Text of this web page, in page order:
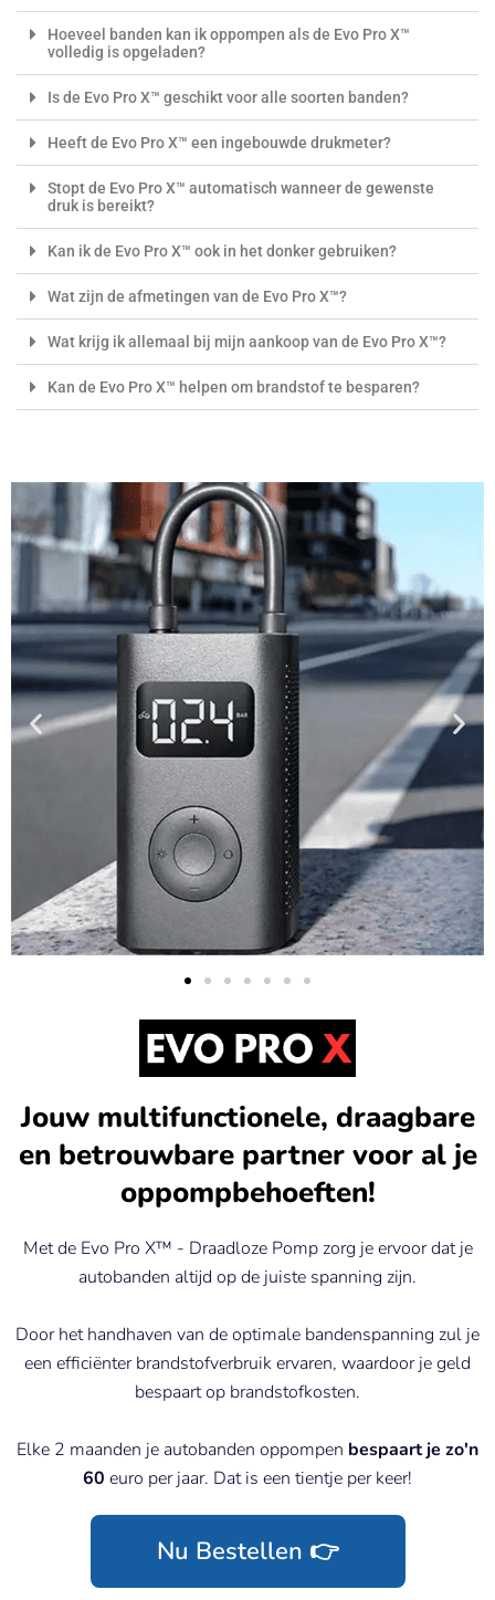
Hoeveel banden kan ik oppompen als de Evo Pro X™
volledig is opgeladen?
Is de Evo Pro X™ geschikt voor alle soorten banden?
Heeft de Evo Pro X™ een ingebouwde drukmeter?
Stopt de Evo Pro X™ automatisch wanneer de gewenste
druk is bereikt?
Kan ik de Evo Pro X™ ook in het donker gebruiken?
Wat zijn de afmetingen van de Evo Pro X™?
Wat krijg ik allemaal bij mijn aankoop van de Evo Pro X™?
Kan de Evo Pro X™ helpen om brandstof te besparen?
Jouw multifunctionele, draagbare
en betrouwbare partner voor al je
oppompbehoeften!
Met de Evo Pro X™ - Draadloze Pomp zorg je ervoor dat je
autobanden altijd op de juiste spanning zijn.
Door het handhaven van de optimale bandenspanning zul je
een efficiënter brandstofverbruik ervaren, waardoor je geld
bespaart op brandstofkosten.
Elke 2 maanden je autobanden oppompen bespaart je zo'n
60 euro per jaar. Dat is een tientje per keer!
Nu Bestellen 👉